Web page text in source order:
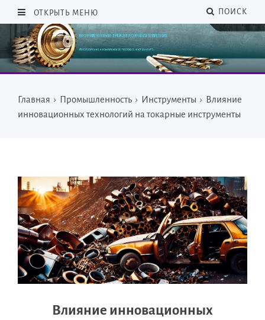
ОТКРЫТЬ МЕНЮ ПОИСК
Главная › Промышленность › Инструменты › Влияние
инновационных технологий на токарные инструменты
Влияние инновационных